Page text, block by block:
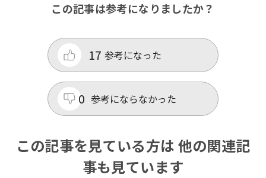
この記事は参考になりましたか？
参考になった
17
参考にならなかった
0
この記事を見ている方は 他の関連記
事も見ています